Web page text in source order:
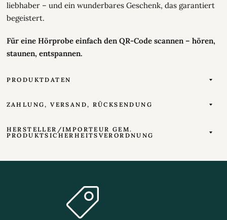
liebhaber – und ein wunderbares Geschenk, das garantiert
begeistert.
Für eine Hörprobe einfach den QR-Code scannen – hören,
staunen, entspannen.
PRODUKTDATEN
ZAHLUNG, VERSAND, RÜCKSENDUNG
HERSTELLER/IMPORTEUR GEM.
PRODUKTSICHERHEITSVERORDNUNG